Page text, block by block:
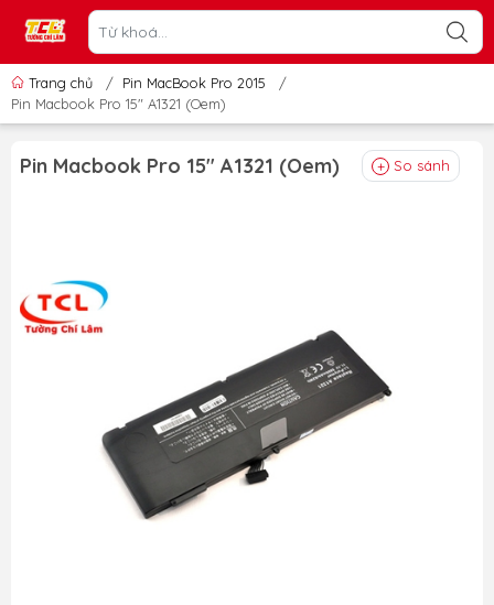
Trang chủ / Pin MacBook Pro 2015
/
Pin Macbook Pro 15" A1321 (Oem)
Pin Macbook Pro 15" A1321 (Oem) So sánh